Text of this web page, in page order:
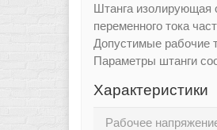
Штанга изолирующая
переменного тока
Допустимые
Параметры штанги
Характеристики
Рабочее